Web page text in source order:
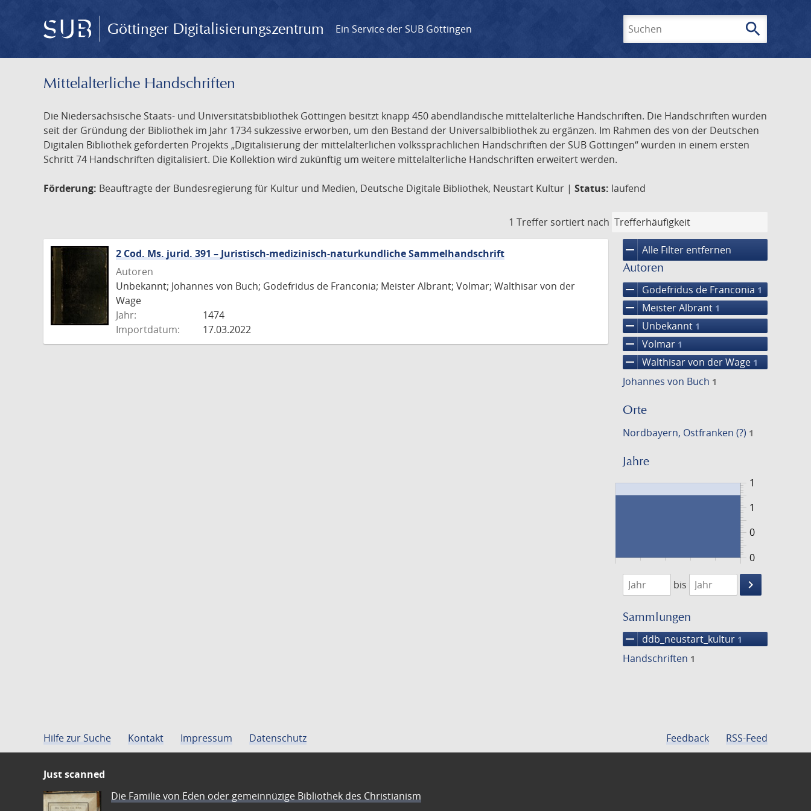
Göttinger Digitalisierungszentrum Ein Service der SUB Göttingen search
Mittelalterliche Handschriften
Die Niedersächsische Staats- und Universitätsbibliothek Göttingen besitzt knapp 450 abendländische mittelalterliche Handschriften. Die Handschriften wurden
seit der Gründung der Bibliothek im Jahr 1734 sukzessive erworben, um den Bestand der Universalbibliothek zu ergänzen. Im Rahmen des von der Deutschen
Digitalen Bibliothek geförderten Projekts „Digitalisierung der mittelalterlichen volkssprachlichen Handschriften der SUB Göttingen“ wurden in einem ersten
Schritt 74 Handschriften digitalisiert. Die Kollektion wird zukünftig um weitere mittelalterliche Handschriften erweitert werden.
Förderung: Beauftragte der Bundesregierung für Kultur und Medien, Deutsche Digitale Bibliothek, Neustart Kultur | Status: laufend
1 Treffer sortiert nach
remove Alle Filter entfernen
Autoren
remove Godefridus de Franconia 1
remove Meister Albrant 1
remove Unbekannt 1
remove Volmar 1
remove Walthisar von der Wage 1
Johannes von Buch 1
Orte
Nordbayern, Ostfranken (?) 1
Jahre
0
1
0
1
1474
1475
bis
keyboard_arrow_right
Suche
Sammlungen
remove ddb_neustart_kultur 1
Handschriften 1
2 Cod. Ms. jurid. 391 – Juristisch-medizinisch-naturkundliche Sammelhandschrift
Autoren
Unbekannt; Johannes von Buch; Godefridus de Franconia; Meister Albrant; Volmar; Walthisar von der
Wage
Jahr:
1474
Importdatum:
17.03.2022
Hilfe zur Suche Kontakt Impressum Datenschutz Feedback RSS-Feed
Just scanned
Die Familie von Eden oder gemeinnüzige Bibliothek des Christianism